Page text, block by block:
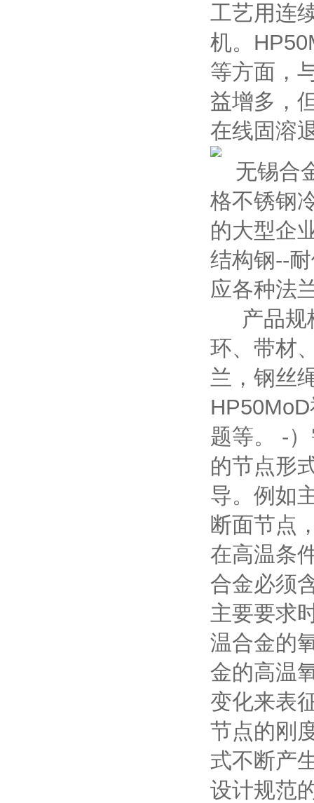
工艺用连
机。
等方面，
益增多，
在线固溶
无锡合
格不锈钢
的大型企
结构钢--
应各种法
产品规
环、带材
兰，钢丝
题等。 -
的节点形
导。例如
断面节点
在高温条
合金必须
主要要求
温合金的
金的高温
变化来表
节点的刚
式不断产
设计规范